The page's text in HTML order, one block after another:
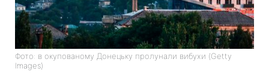
Фото: в окупованому Донецьку пролунали вибухи (Getty
Images)